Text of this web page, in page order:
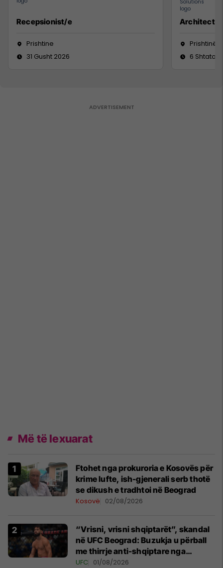
Recepsionist/e
Prishtine
31 Gusht 2026
Architect
Prishtinë
6 Shtator
Më të lexuarat
Ftohet nga prokuroria e Kosovës për
krime lufte, ish-gjenerali serb thotë
se dikush e tradhtoi në Beograd
Kosovë 02/08/2026
“Vrisni, vrisni shqiptarët”, skandal
në UFC Beograd: Buzukja u përball
me thirrje anti-shqiptare nga
tribunat
UFC 01/08/2026